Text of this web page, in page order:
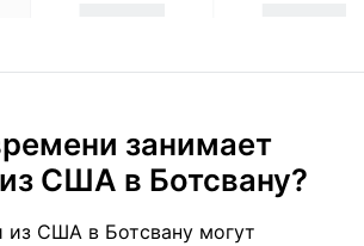
занимает
США в Ботсвану?
из США в Ботсвану могут